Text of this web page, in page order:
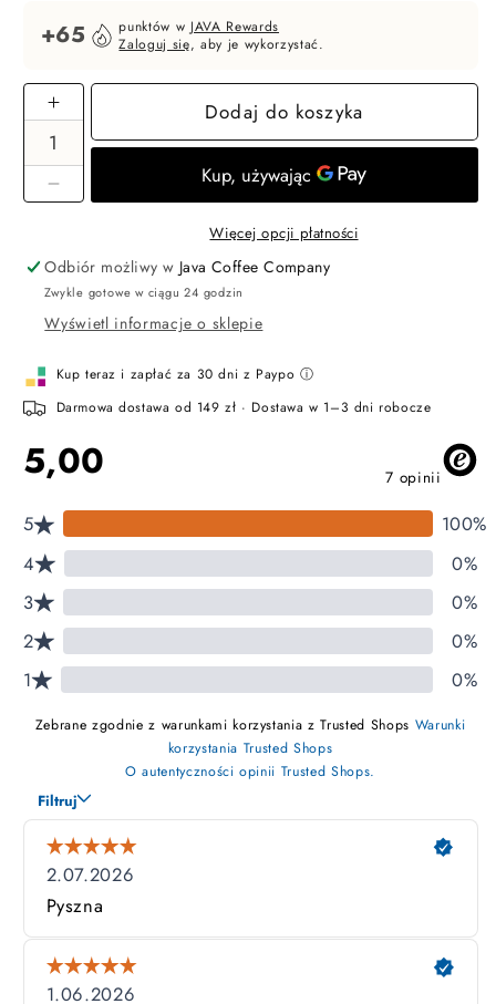
+65 punktów w JAVA Rewards
Zaloguj się, aby je wykorzystać.
Zmniejsz
Colombia
Asomujer
Decaf
espresso
Zwiększ
ilość
dla
Colombia
—
espresso
Dodaj do koszyka
Więcej opcji płatności
Odbiór możliwy w Java Coffee Company
Zwykle gotowe w ciągu 24 godzin
Wyświetl informacje o sklepie
Kup teraz i zapłać za 30 dni z Paypo ⓘ
Darmowa dostawa od 149 zł · Dostawa w 1–3 dni robocze